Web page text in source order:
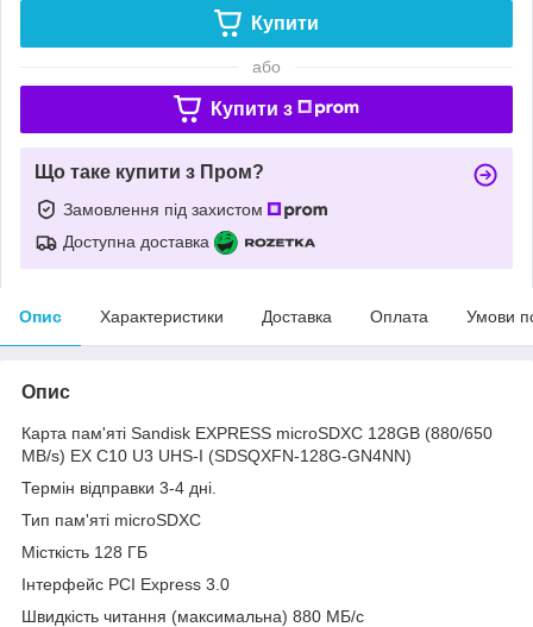
Купити
або
Купити з
Що таке купити з Пром?
Замовлення під захистом
Доступна доставка
Опис Характеристики Доставка Оплата Умови
Опис
Карта пам'яті Sandisk EXPRESS microSDXC 128GB (880/650
MB/s) EX C10 U3 UHS-I (SDSQXFN-128G-GN4NN)
Термін відправки 3-4 дні.
Тип пам'яті microSDXC
Місткість 128 ГБ
Інтерфейс PCI Express 3.0
Швидкість читання (максимальна) 880 МБ/с